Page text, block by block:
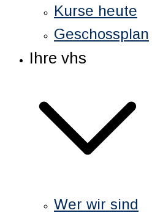
Kurse heute
Geschossplan
Ihre vhs
Wer wir sind